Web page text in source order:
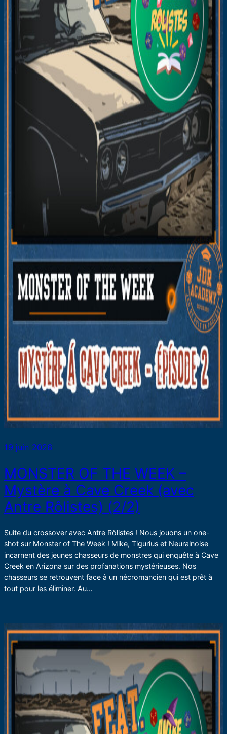
19 juin 2026
MONSTER OF THE WEEK –
Mystère à Cave Creek (avec
Antre Rôlistes) (2/2)
Suite du crossover avec Antre Rôlistes ! Nous jouons un one-
shot sur Monster of The Week ! Mike, Tigurius et Neuralnoise
incarnent des jeunes chasseurs de monstres qui enquête à Cave
Creek en Arizona sur des profanations mystérieuses. Nos
chasseurs se retrouvent face à un nécromancien qui est prêt à
tout pour les éliminer. Au…